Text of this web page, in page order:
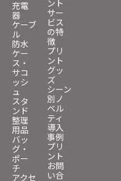
充電
器
ケーブ
ル
防水
ケー
ス・
サコ
ッシ
ュ
スタ
ンド
整理
用品
バッ
グ・
ポー
チ
アクセ
ント
サー
ビス
の特
徴
プリ
ント
グッ
ズ
シーン
別ノ
ベル
ティ
導入
事例
プリ
ント
お問
い合